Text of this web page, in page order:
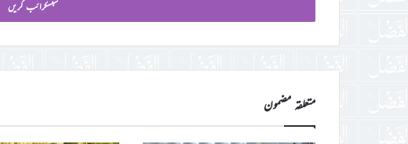
ڈی
متعلقہ مضمون